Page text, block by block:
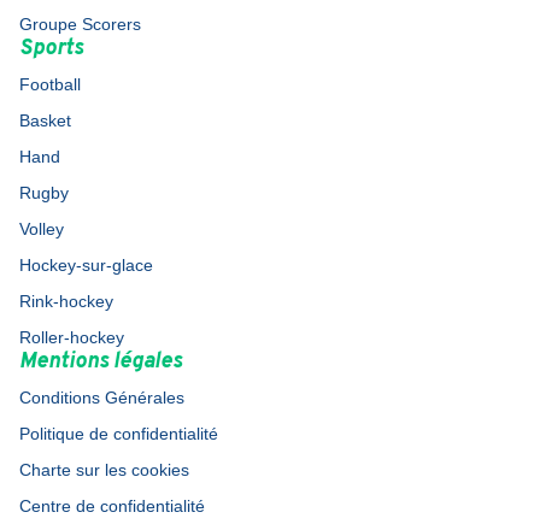
Groupe Scorers
Sports
Football
Basket
Hand
Rugby
Volley
Hockey-sur-glace
Rink-hockey
Roller-hockey
Mentions légales
Conditions Générales
Politique de confidentialité
Charte sur les cookies
Centre de confidentialité